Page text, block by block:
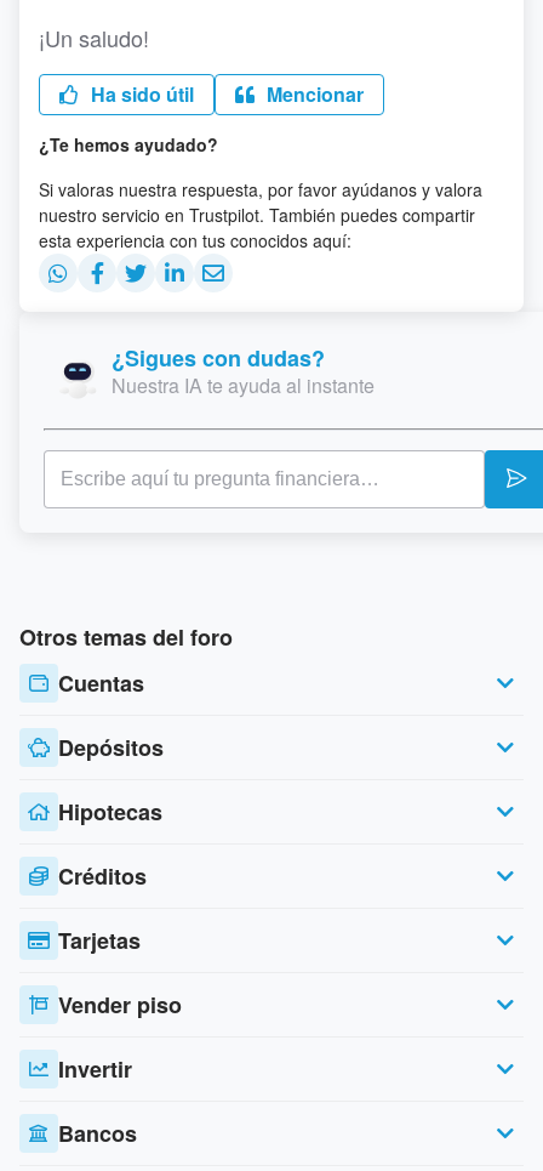
¡Un saludo!
Ha sido útil Mencionar
¿Te hemos ayudado?
Si valoras nuestra respuesta, por favor ayúdanos y valora
nuestro servicio en Trustpilot. También puedes compartir
esta experiencia con tus conocidos aquí:
¿Sigues con dudas?
Nuestra IA te ayuda al instante
Otros temas del foro
Cuentas
Depósitos
Hipotecas
Créditos
Tarjetas
Vender piso
Invertir
Bancos